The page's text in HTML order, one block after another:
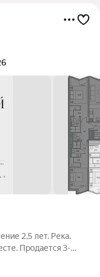
2,5 лет. Река.
Продается 3-
остеклением
- квартал-